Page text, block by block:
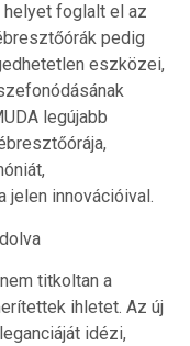
foglalt el az
pedig
eszközei,
legújabb
jelen innovációival.
titkoltan a
ihletet. Az új
idézi,